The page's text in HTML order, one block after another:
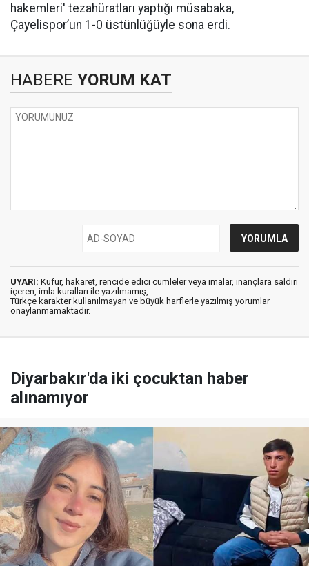
hakemleri' tezahüratları yaptığı müsabaka,
Çayelispor’un 1-0 üstünlüğüyle sona erdi.
HABERE YORUM KAT
UYARI: Küfür, hakaret, rencide edici cümleler veya imalar, inançlara saldırı
içeren, imla kuralları ile yazılmamış,
Türkçe karakter kullanılmayan ve büyük harflerle yazılmış yorumlar
onaylanmamaktadır.
Diyarbakır'da iki çocuktan haber
alınamıyor